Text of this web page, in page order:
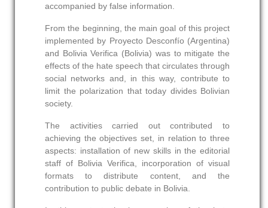
accompanied by false information.
From the beginning, the main goal of this project
implemented by Proyecto Desconfío (Argentina)
and Bolivia Verifica (Bolivia) was to mitigate the
effects of the hate speech that circulates through
social networks and, in this way, contribute to
limit the polarization that today divides Bolivian
society.
The activities carried out contributed to
achieving the objectives set, in relation to three
aspects: installation of new skills in the editorial
staff of Bolivia Verifica, incorporation of visual
formats to distribute content, and the
contribution to public debate in Bolivia.